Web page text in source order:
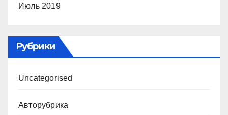
Июль 2019
Рубрики
Uncategorised
Авторубрика